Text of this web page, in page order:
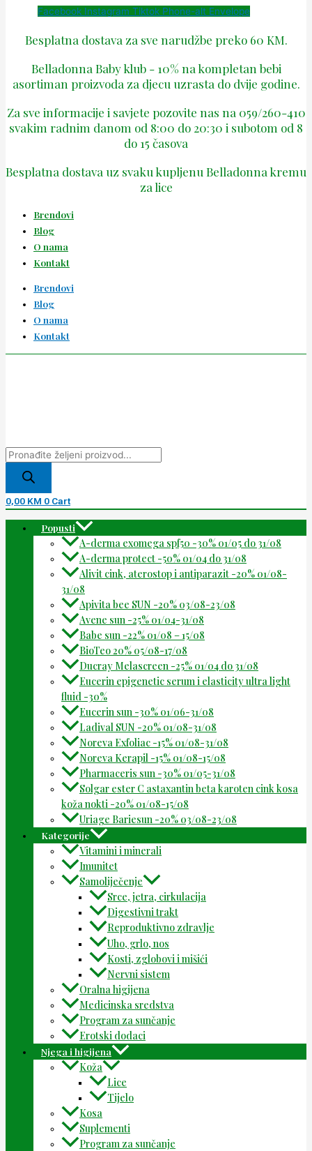
Facebook Instagram Tiktok Phone-alt Envelope
Besplatna dostava za sve narudžbe preko 60 KM.
Belladonna Baby klub - 10% na kompletan bebi
asortiman proizvoda za djecu uzrasta do dvije godine.
Za sve informacije i savjete pozovite nas na 059/260-410
svakim radnim danom od 8:00 do 20:30 i subotom od 8
do 15 časova
Besplatna dostava uz svaku kupljenu Belladonna kremu
za lice
Brendovi
Blog
O nama
Kontakt
Brendovi
Blog
O nama
Kontakt
0,00 KM 0 Cart
Popusti
A-derma exomega spf50 -30% 01/05 do 31/08
A-derma protect -50% 01/04 do 31/08
Alivit cink, aterostop i antiparazit -20% 01/08-
31/08
Apivita bee SUN -20% 03/08-23/08
Avene sun -25% 01/04-31/08
Babe sun -22% 01/08 – 15/08
BioTeo 20% 05/08-17/08
Ducray Melascreen -25% 01/04 do 31/08
Eucerin epigenetic serum i elasticity ultra light
fluid -30%
Eucerin sun -30% 01/06-31/08
Ladival SUN -20% 01/08-31/08
Noreva Exfoliac -15% 01/08-31/08
Noreva Kerapil -15% 01/08-15/08
Pharmaceris sun -30% 01/05-31/08
Solgar ester C astaxantin beta karoten cink kosa
koža nokti -20% 01/08-15/08
Uriage Bariesun -20% 03/08-23/08
Kategorije
Vitamini i minerali
Imunitet
Samoliječenje
Srce, jetra, cirkulacija
Digestivni trakt
Reproduktivno zdravlje
Uho, grlo, nos
Kosti, zglobovi i mišići
Nervni sistem
Oralna higijena
Medicinska sredstva
Program za sunčanje
Erotski dodaci
Njega i higijena
Koža
Lice
Tijelo
Kosa
Suplementi
Program za sunčanje